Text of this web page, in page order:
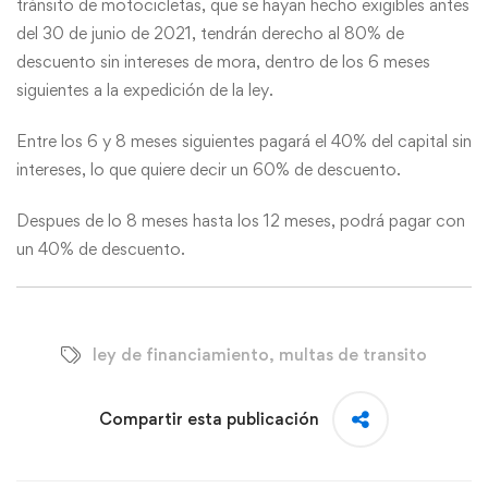
tránsito de motocicletas, que se hayan hecho exigibles antes
del 30 de junio de 2021, tendrán derecho al 80% de
descuento sin intereses de mora, dentro de los 6 meses
siguientes a la expedición de la ley.
Entre los 6 y 8 meses siguientes pagará el 40% del capital sin
intereses, lo que quiere decir un 60% de descuento.
Despues de lo 8 meses hasta los 12 meses, podrá pagar con
un 40% de descuento.
ley de financiamiento, multas de transito
Compartir esta publicación